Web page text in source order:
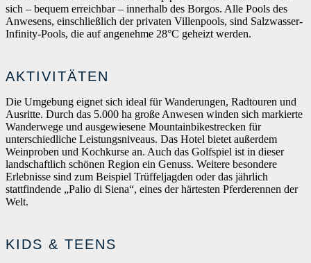
sich – bequem erreichbar – innerhalb des Borgos. Alle Pools des
Anwesens, einschließlich der privaten Villenpools, sind Salzwasser-
Infinity-Pools, die auf angenehme 28°C geheizt werden.
AKTIVITÄTEN
Die Umgebung eignet sich ideal für Wanderungen, Radtouren und
Ausritte. Durch das 5.000 ha große Anwesen winden sich markierte
Wanderwege und ausgewiesene Mountainbikestrecken für
unterschiedliche Leistungsniveaus. Das Hotel bietet außerdem
Weinproben und Kochkurse an. Auch das Golfspiel ist in dieser
landschaftlich schönen Region ein Genuss. Weitere besondere
Erlebnisse sind zum Beispiel Trüffeljagden oder das jährlich
stattfindende „Palio di Siena“, eines der härtesten Pferderennen der
Welt.
KIDS & TEENS